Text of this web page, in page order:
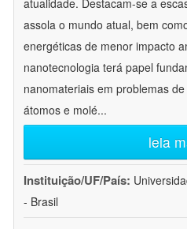
atualidade. Destacam-se a
assola o mundo atual, bem
energéticas de menor impacto
nanotecnologia terá papel
nanomateriais em problemas
átomos e molé...
leia
Instituição/UF/País:
- Brasil